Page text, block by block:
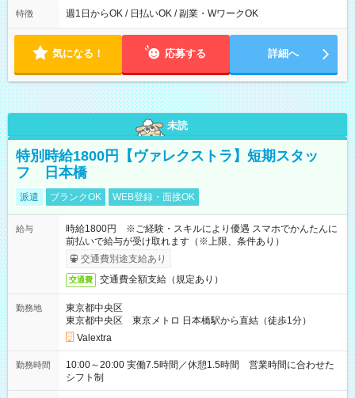
能！ └平日・土曜日の中で、お好きな曜日でご勤務いただけま
18:00 などのように、自由な働き方が可能なお仕事です！
特徴 週1日からOK / 日払いOK / 副業・WワークOK
気になる！ 応募する 詳細へ
未読
特別時給1800円【ヴァレクストラ】短期スタッ
フ 日本橋
派遣 ブランクOK WEB登録・面接OK
給与
時給1800円 ※ご経験・スキルにより優遇 スマホでかんたんに
前払いで給与が受け取れます（※上限、条件あり）
交通費別途支給あり
交通費 交通費全額支給（規定あり）
勤務地
東京都中央区
東京都中央区 東京メトロ 日本橋駅から直結（徒歩1分）
Valextra
勤務時間
10:00～20:00 実働7.5時間／休憩1.5時間 営業時間に合わせた
シフト制